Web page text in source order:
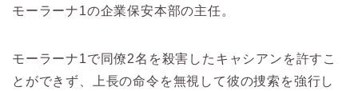
モーラーナ1の企業保安本部の主任。
モーラーナ1で同僚2名を殺害したキャシアンを許すこ
とができず、上長の命令を無視して彼の捜索を強行し